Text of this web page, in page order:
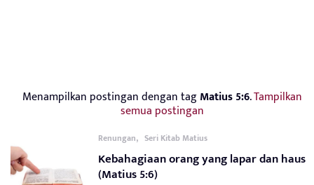
Menampilkan postingan dengan tagMatius 5:6.Tampilkan
semua postingan
Renungan, Seri Kitab Matius
Kebahagiaan orang yang lapar dan haus
(Matius 5:6)